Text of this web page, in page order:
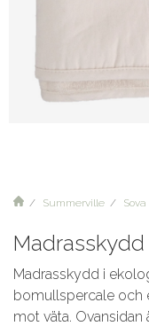
Summerville Sova
Madrasskydd i
bomullspercale och
mot väta.